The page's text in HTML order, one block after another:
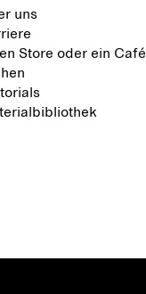
uns
Store oder ein Café